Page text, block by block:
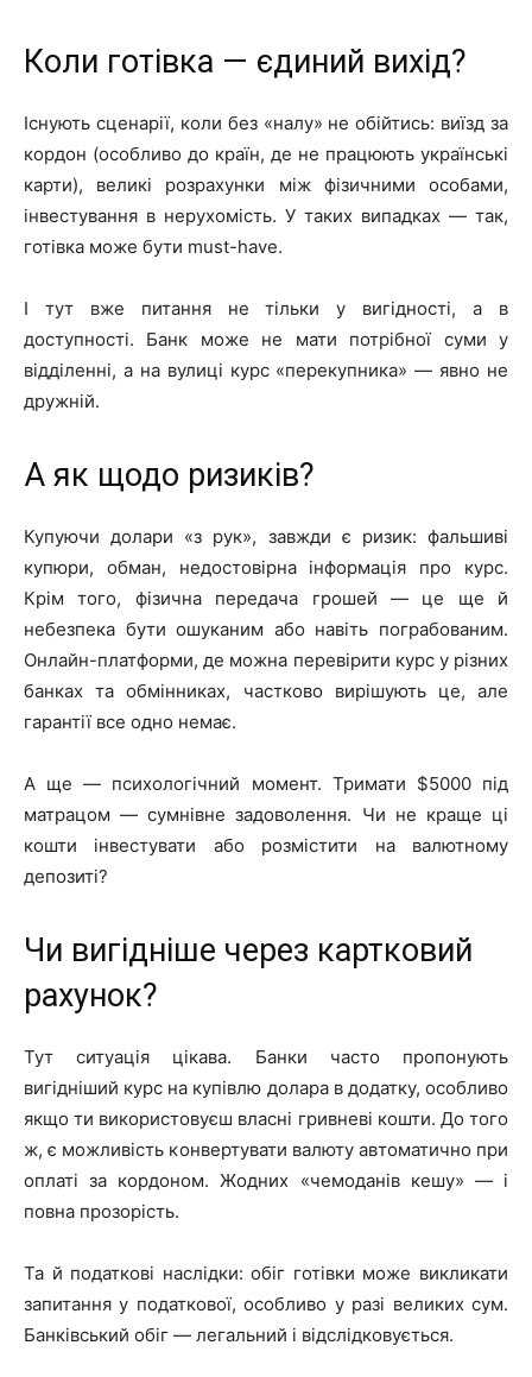
Коли готівка — єдиний вихід?
Існують сценарії, коли без «налу» не обійтись: виїзд за
кордон (особливо до країн, де не працюють українські
карти), великі розрахунки між фізичними особами,
інвестування в нерухомість. У таких випадках — так,
готівка може бути must-have.
І тут вже питання не тільки у вигідності, а в
доступності. Банк може не мати потрібної суми у
відділенні, а на вулиці курс «перекупника» — явно не
дружній.
А як щодо ризиків?
Купуючи долари «з рук», завжди є ризик: фальшиві
купюри, обман, недостовірна інформація про курс.
Крім того, фізична передача грошей — це ще й
небезпека бути ошуканим або навіть пограбованим.
Онлайн-платформи, де можна перевірити курс у різних
банках та обмінниках, частково вирішують це, але
гарантії все одно немає.
А ще — психологічний момент. Тримати $5000 під
матрацом — сумнівне задоволення. Чи не краще ці
кошти інвестувати або розмістити на валютному
депозиті?
Чи вигідніше через картковий
рахунок?
Тут ситуація цікава. Банки часто пропонують
вигідніший курс на купівлю долара в додатку, особливо
якщо ти використовуєш власні гривневі кошти. До того
ж, є можливість конвертувати валюту автоматично при
оплаті за кордоном. Жодних «чемоданів кешу» — і
повна прозорість.
Та й податкові наслідки: обіг готівки може викликати
запитання у податкової, особливо у разі великих сум.
Банківський обіг — легальний і відслідковується.